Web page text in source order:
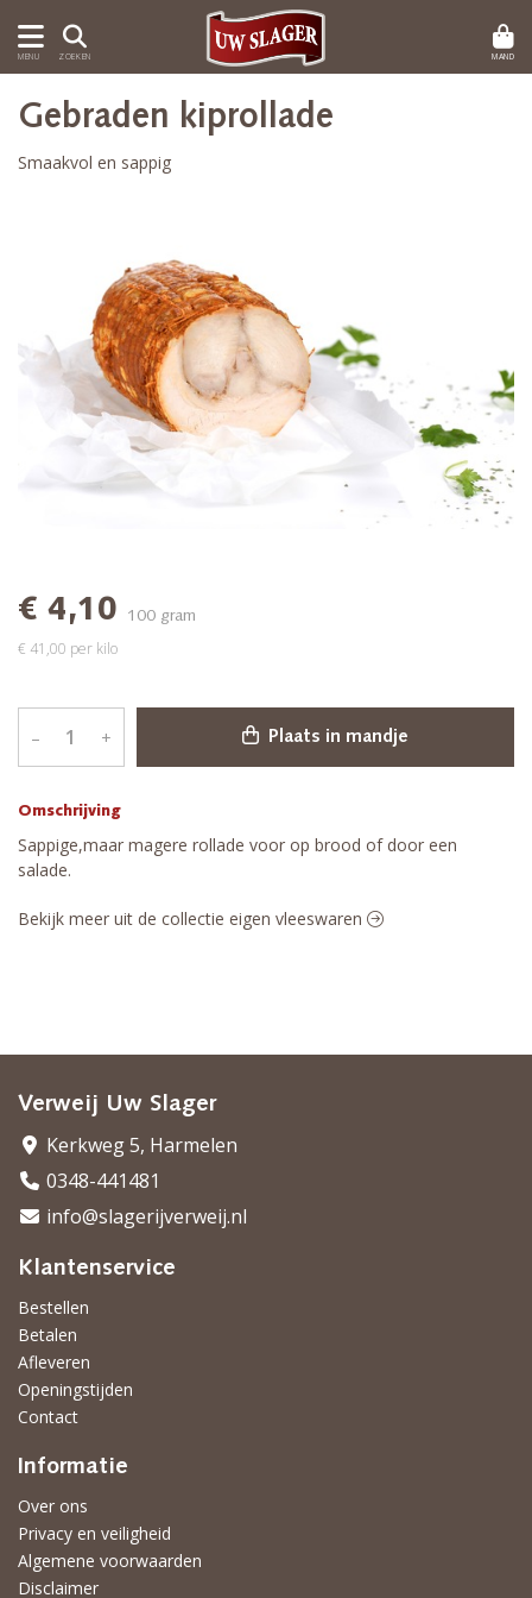
MENU ZOEKEN MAND
Omschrijving
Sappige,maar magere rollade voor op brood of door een
salade.
Gebraden kiprollade
Smaakvol en sappig
€ 4,10 100 gram
€ 41,00 per kilo
– + Plaats in mandje
Bekijk meer uit de collectie eigen vleeswaren
Verweij Uw Slager
Kerkweg 5, Harmelen
0348-441481
info@slagerijverweij.nl
Klantenservice
Bestellen
Betalen
Afleveren
Openingstijden
Contact
Informatie
Over ons
Privacy en veiligheid
Algemene voorwaarden
Disclaimer